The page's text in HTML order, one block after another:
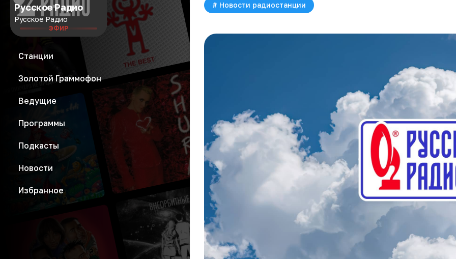
Русское Радио
Русское Радио
ЭФИР
Станции
Золотой Граммофон
Ведущие
Программы
Подкасты
Новости
Избранное
# Новости радиостанции